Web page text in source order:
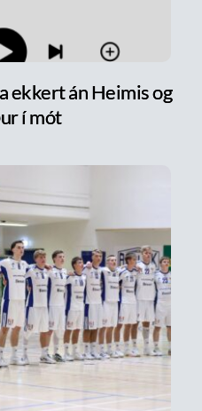
ekkert án Heimis og
í mót